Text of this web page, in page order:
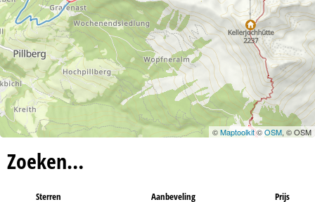
©Maptoolkit©OSM, © OSM
Zoeken…
Sterren Aanbeveling Prijs